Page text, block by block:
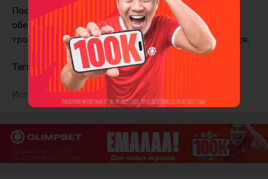
Постараюсь больше так в свои не забивать. Не
обещаю, конечно. Не буду в своей зоне шайбу
трогать, сразу в чужую убегать, в средней пытаться.
Теги: Марченко Кирилл СКА
Источник:КХЛ